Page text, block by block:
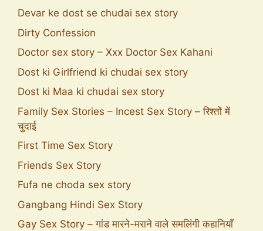
Devar ke dost se chudai sex story
Dirty Confession
Doctor sex story – Xxx Doctor Sex Kahani
Dost ki Girlfriend ki chudai sex story
Dost ki Maa ki chudai sex story
Family Sex Stories – Incest Sex Story – रिश्तों में
चुदाई
First Time Sex Story
Friends Sex Story
Fufa ne choda sex story
Gangbang Hindi Sex Story
Gay Sex Story – गांड मारने-मराने वाले समलिंगी कहानियाँ